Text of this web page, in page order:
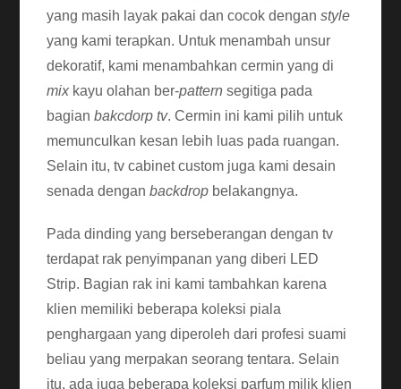
yang masih layak pakai dan cocok denganstyle
yang kami terapkan. Untuk menambah unsur
dekoratif, kami menambahkan cermin yang di
mix kayu olahan ber-patternsegitiga pada
bagianbakcdorp tv. Cermin ini kami pilih untuk
memunculkan kesan lebih luas pada ruangan.
Selain itu, tv cabinet custom juga kami desain
senada denganbackdrop belakangnya.
Pada dinding yang berseberangan dengan tv
terdapat rak penyimpanan yang diberi LED
Strip. Bagian rak ini kami tambahkan karena
klien memiliki beberapa koleksi piala
penghargaan yang diperoleh dari profesi suami
beliau yang merpakan seorang tentara. Selain
itu, ada juga beberapa koleksi parfum milik klien